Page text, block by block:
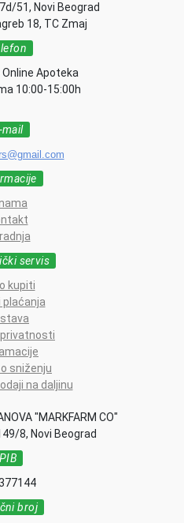
51, Novi Beograd
18, TC Zmaj
Apoteka
10:00-15:00h
mail
servis
kupiti
plaćanja
sniženju
na daljinu
"MARKFARM CO"
8, Novi Beograd
PIB
broj